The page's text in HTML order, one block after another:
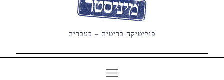
פוליטיקה בריטית – בעברית